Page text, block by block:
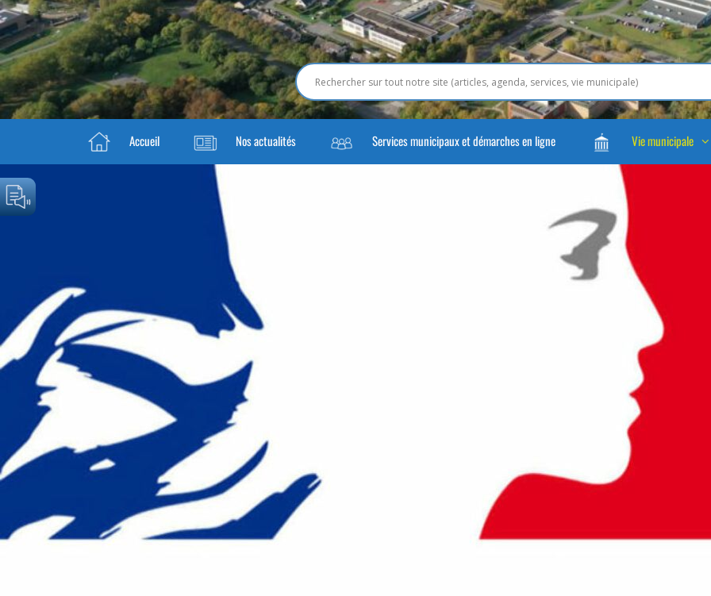
Accueil Nos actualités Services municipaux et démarches en ligne Vie municipale